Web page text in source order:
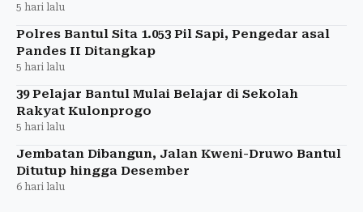
5 hari lalu
Polres Bantul Sita 1.053 Pil Sapi, Pengedar asal
Pandes II Ditangkap
5 hari lalu
39 Pelajar Bantul Mulai Belajar di Sekolah
Rakyat Kulonprogo
5 hari lalu
Jembatan Dibangun, Jalan Kweni-Druwo Bantul
Ditutup hingga Desember
6 hari lalu